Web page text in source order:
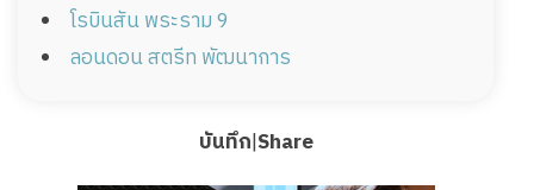
โรบินสัน พระราม 9
ลอนดอน สตรีท พัฒนาการ
บันทึก|Share